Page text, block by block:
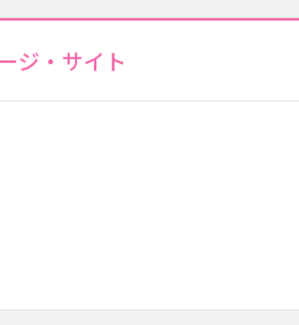
ジ・サイト